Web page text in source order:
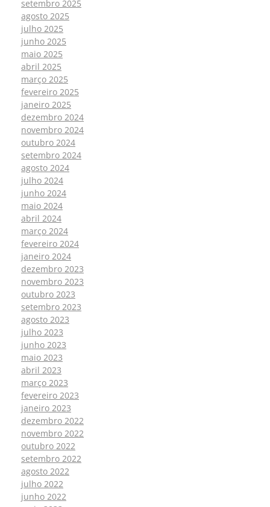
setembro 2025
agosto 2025
julho 2025
junho 2025
maio 2025
abril 2025
março 2025
fevereiro 2025
janeiro 2025
dezembro 2024
novembro 2024
outubro 2024
setembro 2024
agosto 2024
julho 2024
junho 2024
maio 2024
abril 2024
março 2024
fevereiro 2024
janeiro 2024
dezembro 2023
novembro 2023
outubro 2023
setembro 2023
agosto 2023
julho 2023
junho 2023
maio 2023
abril 2023
março 2023
fevereiro 2023
janeiro 2023
dezembro 2022
novembro 2022
outubro 2022
setembro 2022
agosto 2022
julho 2022
junho 2022